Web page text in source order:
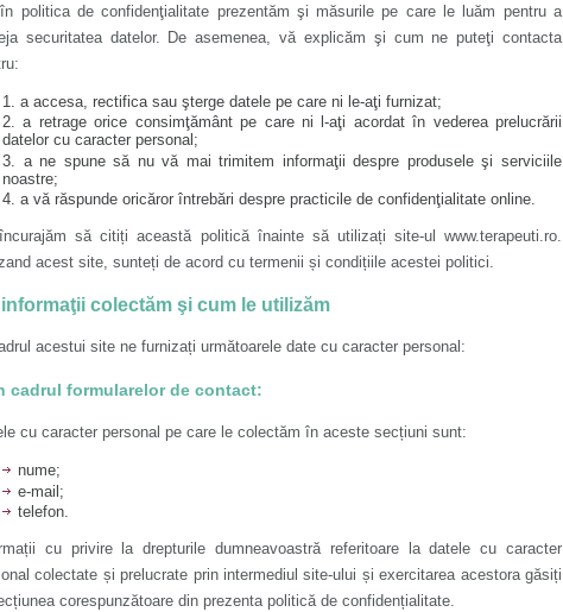
politica de confidenţialitate prezentăm şi măsurile pe care le luăm pentru a
securitatea datelor. De asemenea, vă explicăm şi cum ne puteţi contacta
a accesa, rectifica sau şterge datele pe care ni le-aţi furnizat;
a retrage orice consimţământ pe care ni l-aţi acordat în vederea prelucrării
datelor cu caracter personal;
a ne spune să nu vă mai trimitem informaţii despre produsele şi serviciile
noastre;
a vă răspunde oricăror întrebări despre practicile de confidenţialitate online.
să citiți această politică înainte să utilizați site-ul www.terapeuti.ro.
acest site, sunteți de acord cu termenii și condițiile acestei politici.
colectăm şi cum le utilizăm
acestui site ne furnizați următoarele date cu caracter personal:
cadrul formularelor de contact:
cu caracter personal pe care le colectăm în aceste secțiuni sunt:
nume;
e-mail;
telefon.
cu privire la drepturile dumneavoastră referitoare la datele cu caracter
colectate și prelucrate prin intermediul site-ului și exercitarea acestora găsiți
corespunzătoare din prezenta politică de confidențialitate.